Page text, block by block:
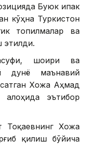
Буюк ипак
кўҳна Туркистон
топилмалар ва
этилди.
шоири ва
дунё маънавий
Хожа Аҳмад
эътибор
Тоқаевнинг Хожа
қилиш бўйича